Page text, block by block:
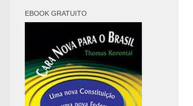
EBOOK GRATUITO